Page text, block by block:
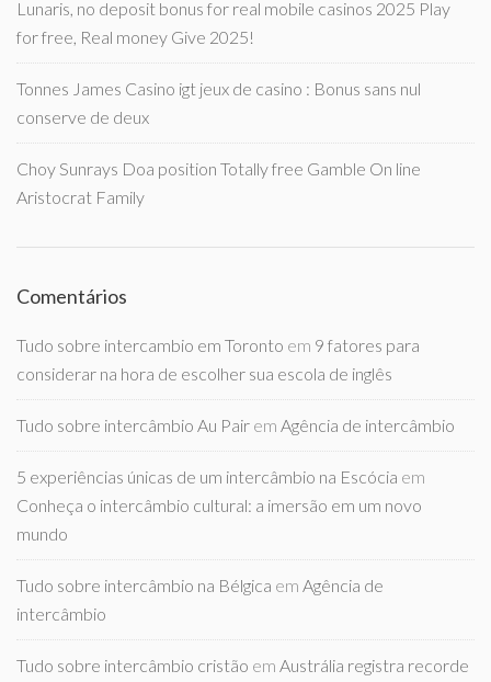
Lunaris, no deposit bonus for real mobile casinos 2025 Play
for free, Real money Give 2025!
Tonnes James Casino igt jeux de casino : Bonus sans nul
conserve de deux
Choy Sunrays Doa position Totally free Gamble On line
Aristocrat Family
Comentários
Tudo sobre intercambio em Toronto em 9 fatores para
considerar na hora de escolher sua escola de inglês
Tudo sobre intercâmbio Au Pair em Agência de intercâmbio
5 experiências únicas de um intercâmbio na Escócia em
Conheça o intercâmbio cultural: a imersão em um novo
mundo
Tudo sobre intercâmbio na Bélgica em Agência de
intercâmbio
Tudo sobre intercâmbio cristão em Austrália registra recorde